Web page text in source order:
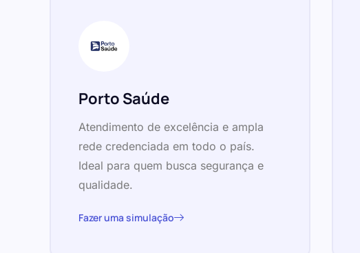
Porto Saúde
Atendimento de excelência e ampla
rede credenciada em todo o país.
Ideal para quem busca segurança e
qualidade.
Fazer uma simulação